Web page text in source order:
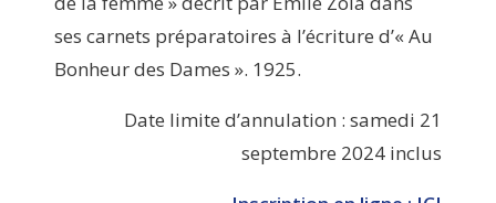
ses carnets préparatoires à l’écriture d’« Au
Bonheur des Dames ». 1925.
Date limite d’annulation : samedi 21
septembre 2024 inclus